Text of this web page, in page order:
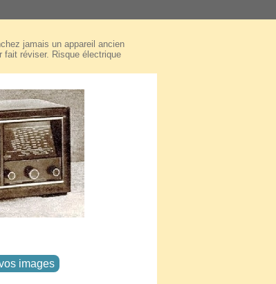
jamais un appareil ancien
fait réviser. Risque électrique
images